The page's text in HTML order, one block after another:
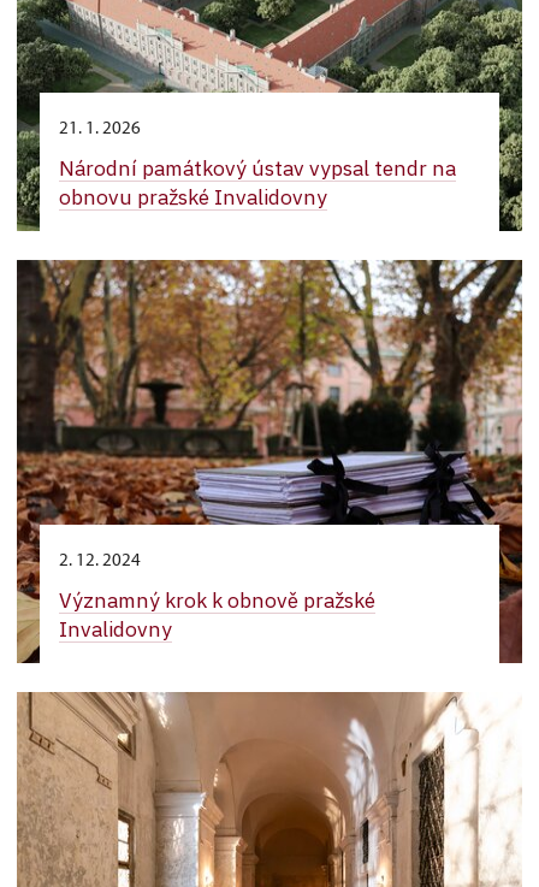
21. 1. 2026
Národní památkový ústav vypsal tendr na
obnovu pražské Invalidovny
2. 12. 2024
Významný krok k obnově pražské
Invalidovny